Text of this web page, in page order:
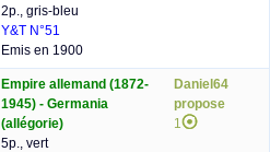
2p., gris-bleu
Y&T N°51
Emis en 1900
Empire allemand (1872-
1945) - Germania
(allégorie)
5p., vert
Daniel64
propose
1